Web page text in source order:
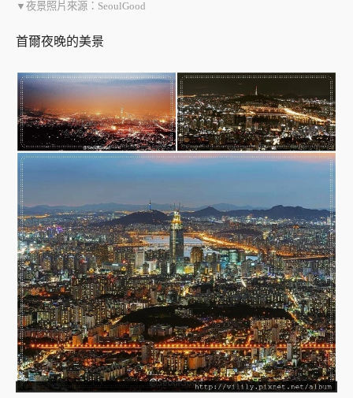
▼夜景照片來源：SeoulGood
首爾夜晚的美景